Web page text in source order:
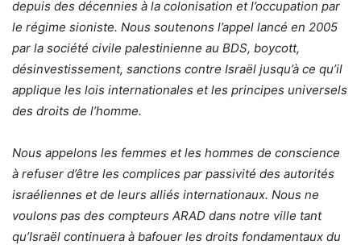
depuis des décennies à la colonisation et l’occupation par
le régime sioniste. Nous soutenons l’appel lancé en 2005
par la société civile palestinienne au BDS, boycott,
désinvestissement, sanctions contre Israël jusqu’à ce qu’il
applique les lois internationales et les principes universels
des droits de l’homme.
Nous appelons les femmes et les hommes de conscience
à refuser d’être les complices par passivité des autorités
israéliennes et de leurs alliés internationaux. Nous ne
voulons pas des compteurs ARAD dans notre ville tant
qu’Israël continuera à bafouer les droits fondamentaux du